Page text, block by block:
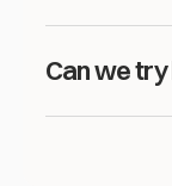
Can we